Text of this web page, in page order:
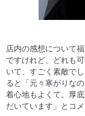
店内の感想について
ですけれど、どれも
いて、すごく素敵で
ると「元々寒がりな
着心地もよくて。厚
だいています」とコメ